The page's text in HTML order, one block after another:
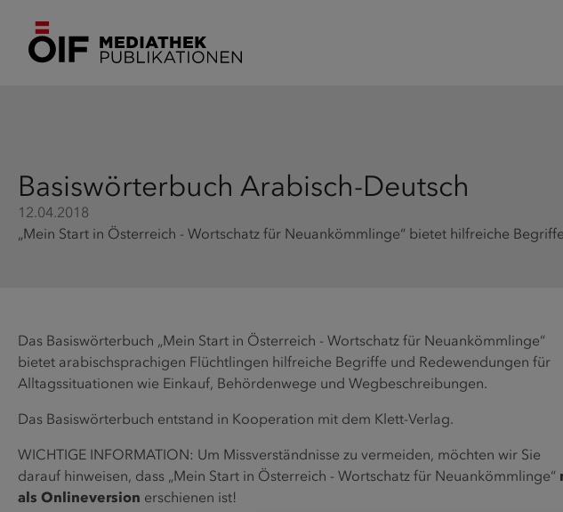
Basiswörterbuch Arabisch-Deutsch
12.04.2018
„Mein Start in Österreich - Wortschatz für Neuankömmlinge“ bietet hilfreiche
Das Basiswörterbuch „Mein Start in Österreich - Wortschatz für Neuankömmlinge“
bietet arabischsprachigen Flüchtlingen hilfreiche Begriffe und Redewendungen für
Alltagssituationen wie Einkauf, Behördenwege und Wegbeschreibungen.
Das Basiswörterbuch entstand in Kooperation mit dem Klett-Verlag.
WICHTIGE INFORMATION: Um Missverständnisse zu vermeiden, möchten wir Sie
darauf hinweisen, dass „Mein Start in Österreich - Wortschatz für Neuankömmlinge“
als Onlineversion erschienen ist!